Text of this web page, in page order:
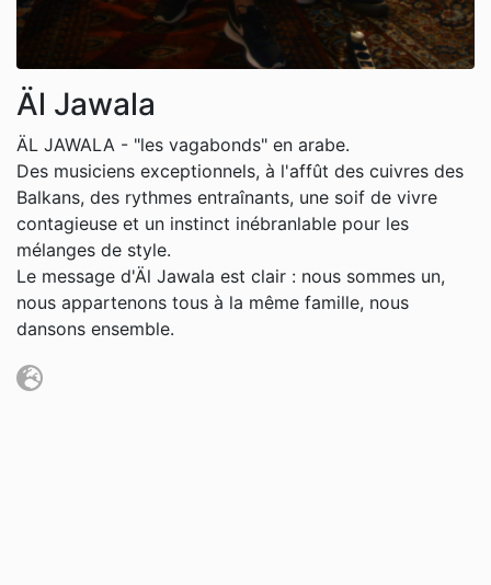
Äl Jawala
ÄL JAWALA - "les vagabonds" en arabe.
Des musiciens exceptionnels, à l'affût des cuivres des
Balkans, des rythmes entraînants, une soif de vivre
contagieuse et un instinct inébranlable pour les
mélanges de style.
Le message d'Äl Jawala est clair : nous sommes un,
nous appartenons tous à la même famille, nous
dansons ensemble.